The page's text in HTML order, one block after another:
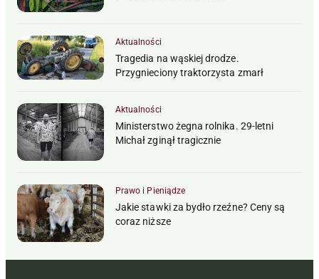
Aktualności
Tragedia na wąskiej drodze.
Przygnieciony traktorzysta zmarł
Aktualności
Ministerstwo żegna rolnika. 29-letni
Michał zginął tragicznie
Prawo i Pieniądze
Jakie stawki za bydło rzeźne? Ceny są
coraz niższe